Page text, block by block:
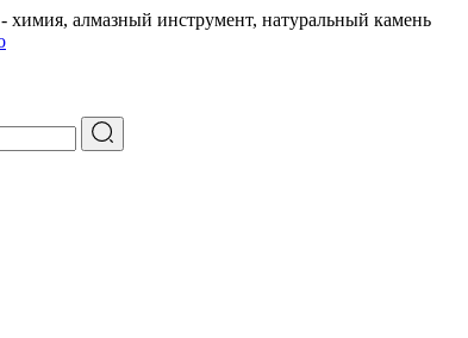
химия, алмазный инструмент, натуральный камень